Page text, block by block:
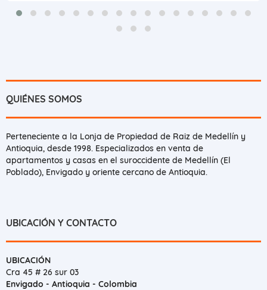
QUIÉNES SOMOS
Perteneciente a la Lonja de Propiedad de Raiz de Medellín y
Antioquia, desde 1998. Especializados en venta de
apartamentos y casas en el suroccidente de Medellín (El
Poblado), Envigado y oriente cercano de Antioquia.
UBICACIÓN Y CONTACTO
UBICACIÓN
Cra 45 # 26 sur 03
Envigado - Antioquia - Colombia